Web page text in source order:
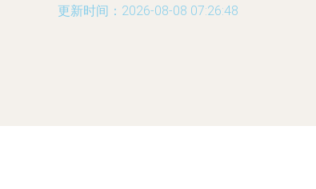
更新时间：2026-08-08 07:26:48